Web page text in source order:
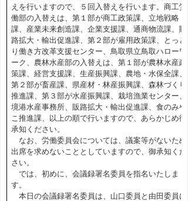
えを行いますので、５回入替えを行います。商工労
働部の入替えは、第１部が商工政策課、立地戦略
課、産業未来創造課、企業支援課、通商物流課、販
路拡大・輸出促進課、第２部が雇用政策課、とっと
り働き方改革支援センター、鳥取県立鳥取ハローワ
ーク、農林水産部の入替えは、第１部が農林水産政
策課、経営支援課、生産振興課、農地・水保全課、
第２部が畜産課、県産材・林産振興課、森林づくり
推進課、第３部が水産振興課、栽培漁業センター、
境港水産事務所、販路拡大・輸出促進課、食のみや
こ推進課、以上の順で行いますので、あらかじめ御
承知ください。
なお、労働委員会については、議案等がないため
出席を求めないこととしていますので、御承知くだ
さい。
では、初めに、会議録署名委員を指名いたしま
す。
本日の会議録署名委員は、山口委員と由田委員に